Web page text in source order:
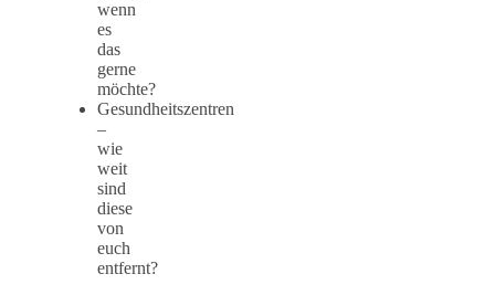
wenn
es
das
gerne
möchte?
Gesundheitszentren
–
wie
weit
sind
diese
von
euch
entfernt?